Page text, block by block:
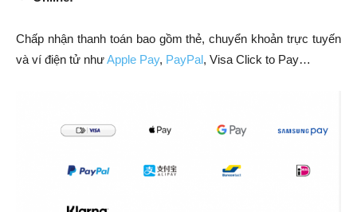
Chấp nhận thanh toán bao gồm thẻ, chuyển khoản trực tuyến
và ví điện tử nhưApple Pay, PayPal, Visa Click to Pay…